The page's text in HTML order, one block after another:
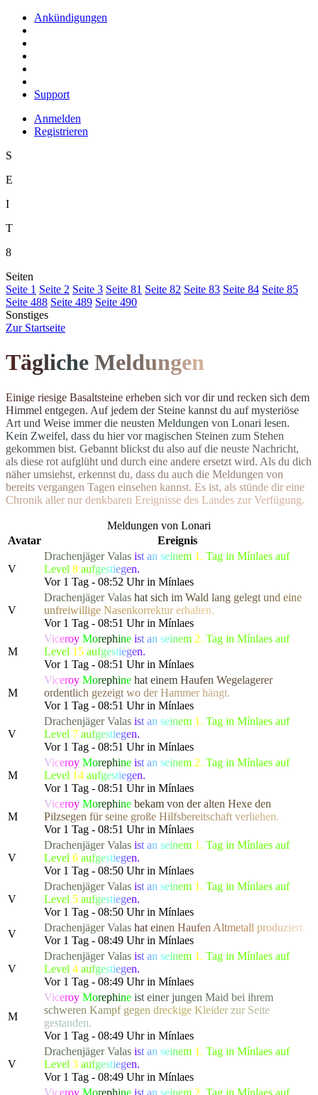
Ankündigungen
Support
Anmelden
Registrieren
S
E
I
T
8
Seiten
Seite 1 Seite 2 Seite 3 Seite 81 Seite 82 Seite 83 Seite 84 Seite 85
Seite 488 Seite 489 Seite 490
Sonstiges
Zur Startseite
Tägliche Meldungen
Einige riesige Basaltsteine erheben sich vor dir und recken sich dem
Himmel entgegen. Auf jedem der Steine kannst du auf mysteriöse
Art und Weise immer die neusten Meldungen von Lonari lesen.
Kein Zweifel, dass du hier vor magischen Steinen zum Stehen
gekommen bist. Gebannt blickst du also auf die neuste Nachricht,
als diese rot aufglüht und durch eine andere ersetzt wird. Als du dich
näher umsiehst, erkennst du, dass du auch die Meldungen von
bereits vergangen Tagen einsehen kannst. Es ist, als stünde dir eine
Chronik aller nur denkbaren Ereignisse des Landes zur Verfügung.
Meldungen von Lonari
Avatar
Ereignis
V
Drachenjäger Valas ist an seinem 1. Tag in Mínlaes auf
Level 8 aufgestiegen.
Vor 1 Tag - 08:52 Uhr in Mínlaes
V
Drachenjäger Valas hat sich im Wald lang gelegt und eine
unfreiwillige Nasenkorrektur erhalten.
Vor 1 Tag - 08:51 Uhr in Mínlaes
M
Viceroy Morephine ist an seinem 2. Tag in Mínlaes auf
Level 15 aufgestiegen.
Vor 1 Tag - 08:51 Uhr in Mínlaes
M
Viceroy Morephine hat einem Haufen Wegelagerer
ordentlich gezeigt wo der Hammer hängt.
Vor 1 Tag - 08:51 Uhr in Mínlaes
V
Drachenjäger Valas ist an seinem 1. Tag in Mínlaes auf
Level 7 aufgestiegen.
Vor 1 Tag - 08:51 Uhr in Mínlaes
M
Viceroy Morephine ist an seinem 2. Tag in Mínlaes auf
Level 14 aufgestiegen.
Vor 1 Tag - 08:51 Uhr in Mínlaes
M
Viceroy Morephine bekam von der alten Hexe den
Pilzsegen für seine große Hilfsbereitschaft verliehen.
Vor 1 Tag - 08:51 Uhr in Mínlaes
V
Drachenjäger Valas ist an seinem 1. Tag in Mínlaes auf
Level 6 aufgestiegen.
Vor 1 Tag - 08:50 Uhr in Mínlaes
V
Drachenjäger Valas ist an seinem 1. Tag in Mínlaes auf
Level 5 aufgestiegen.
Vor 1 Tag - 08:50 Uhr in Mínlaes
V
Drachenjäger Valas hat einen Haufen Altmetall produziert.
Vor 1 Tag - 08:49 Uhr in Mínlaes
V
Drachenjäger Valas ist an seinem 1. Tag in Mínlaes auf
Level 4 aufgestiegen.
Vor 1 Tag - 08:49 Uhr in Mínlaes
M
Viceroy Morephine ist einer jungen Maid bei ihrem
schweren Kampf gegen dreckige Kleider zur Seite
gestanden.
Vor 1 Tag - 08:49 Uhr in Mínlaes
V
Drachenjäger Valas ist an seinem 1. Tag in Mínlaes auf
Level 3 aufgestiegen.
Vor 1 Tag - 08:49 Uhr in Mínlaes
Viceroy Morephine ist an seinem 2. Tag in Mínlaes auf